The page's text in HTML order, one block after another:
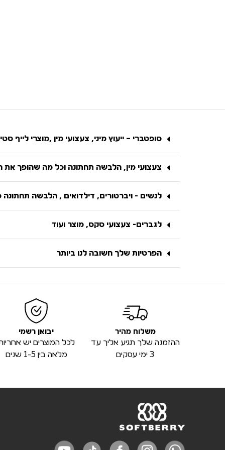
סופטברי – ייעוץ מיני, צעצועי מין ,מוצרי לייף
צעצועי מין, הלבשה תחתונה וכל מה שהופך את
לנשים - ויברטורים, דילדואים , הלבשה תחתונה
לגברים- צעצועי סקס, מוצר ועוד
הפרטיות שלך חשובה לנו ביותר
משלוח מהיר
ההזמנה שלך תגיע אליך עד
3 ימי עסקים
יבואן רשמי
לכל המוצרים יש
מלאה בין 1-5 שנים